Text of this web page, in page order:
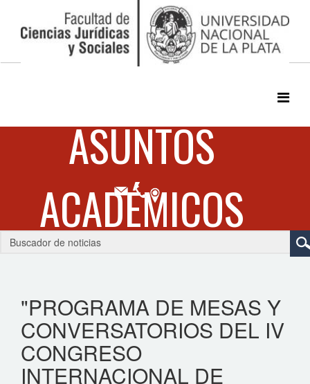
"PROGRAMA DE MESAS Y
CONVERSATORIOS DEL IV
CONGRESO
INTERNACIONAL DE